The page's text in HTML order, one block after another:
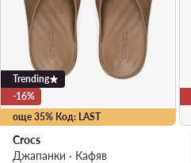
още 35% Код: LAST
Trending
-16%
Crocs
Джапанки · Кафяв